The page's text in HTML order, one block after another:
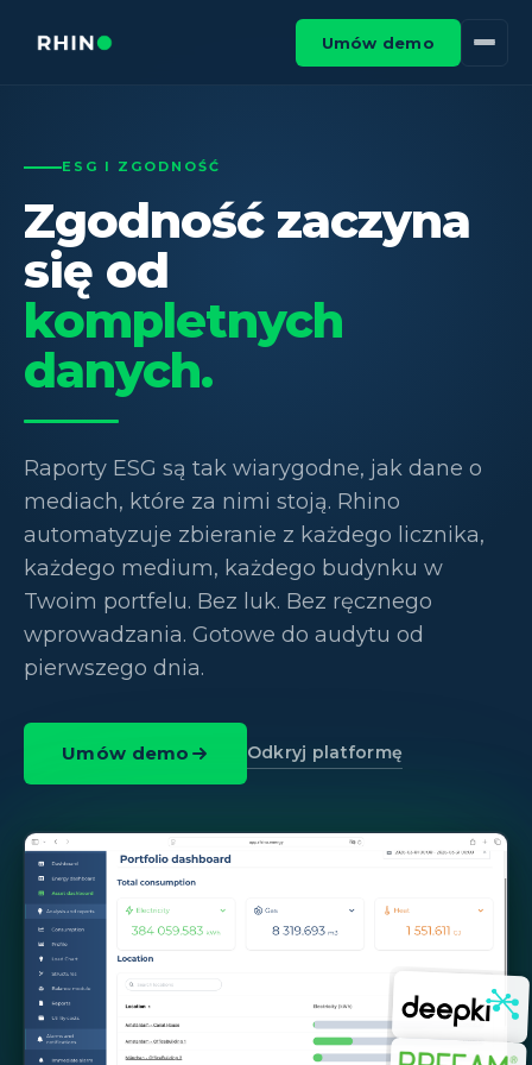
Umów demo
ESG I ZGODNOŚĆ
Zgodność zaczyna
się od
kompletnych
danych.
Raporty ESG są tak wiarygodne, jak dane o
mediach, które za nimi stoją. Rhino
automatyzuje zbieranie z każdego licznika,
każdego medium, każdego budynku w
Twoim portfelu. Bez luk. Bez ręcznego
wprowadzania. Gotowe do audytu od
pierwszego dnia.
Umów demo Odkryj platformę